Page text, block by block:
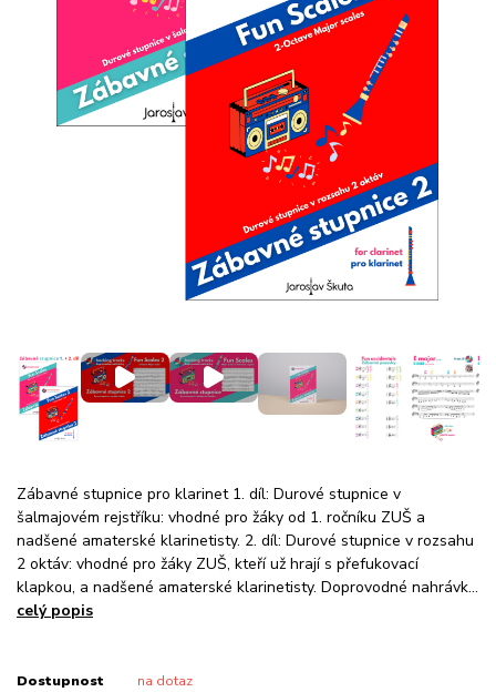
Zábavné stupnice pro klarinet 1. díl: Durové stupnice v
šalmajovém rejstříku: vhodné pro žáky od 1. ročníku ZUŠ a
nadšené amaterské klarinetisty. 2. díl: Durové stupnice v rozsahu
2 oktáv: vhodné pro žáky ZUŠ, kteří už hrají s přefukovací
klapkou, a nadšené amaterské klarinetisty. Doprovodné nahrávk...
celý popis
Dostupnost na dotaz